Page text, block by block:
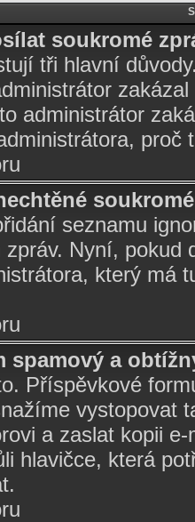
soukromé
tři hlavní
administrátor
proč
seznamu
zpráv. Nyní, pokud
který má
spamový a
Příspěvkové
vystopovat
a zaslat kopii
hlavičce, která